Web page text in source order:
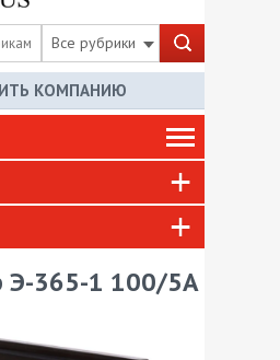
Все рубрики
КОМПАНИЮ
Э-365-1 100/5А